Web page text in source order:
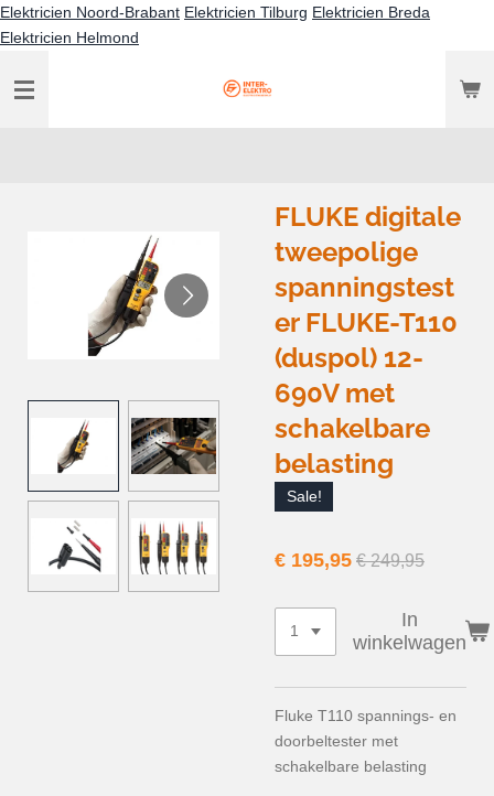
Elektricien Noord-Brabant Elektricien Tilburg Elektricien Breda
Elektricien Helmond
Ga
direct
de
FLUKE digitale
tweepolige
spanningstest
er FLUKE-T110
(duspol) 12-
690V met
schakelbare
belasting
Sale!
€ 195,95 € 249,95
In
winkelwagen
Fluke T110 spannings- en
doorbeltester met
schakelbare belasting